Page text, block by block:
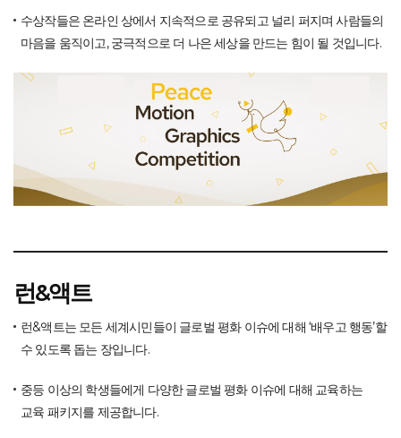
수상작들은 온라인 상에서 지속적으로 공유되고 널리 퍼지며 사람들의
마음을 움직이고,궁극적으로 더 나은 세상을 만드는 힘이 될 것입니다.
런&액트
런&액트는 모든 세계시민들이 글로벌 평화 이슈에 대해 ‘배우고 행동’할
수 있도록 돕는 장입니다.
중등 이상의 학생들에게 다양한 글로벌 평화 이슈에 대해 교육하는
교육 패키지를 제공합니다.